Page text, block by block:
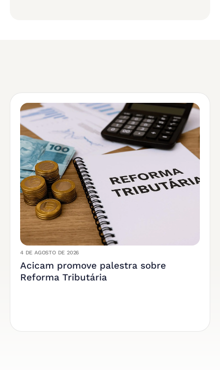
4 DE AGOSTO DE 2026
Acicam promove palestra sobre
Reforma Tributária